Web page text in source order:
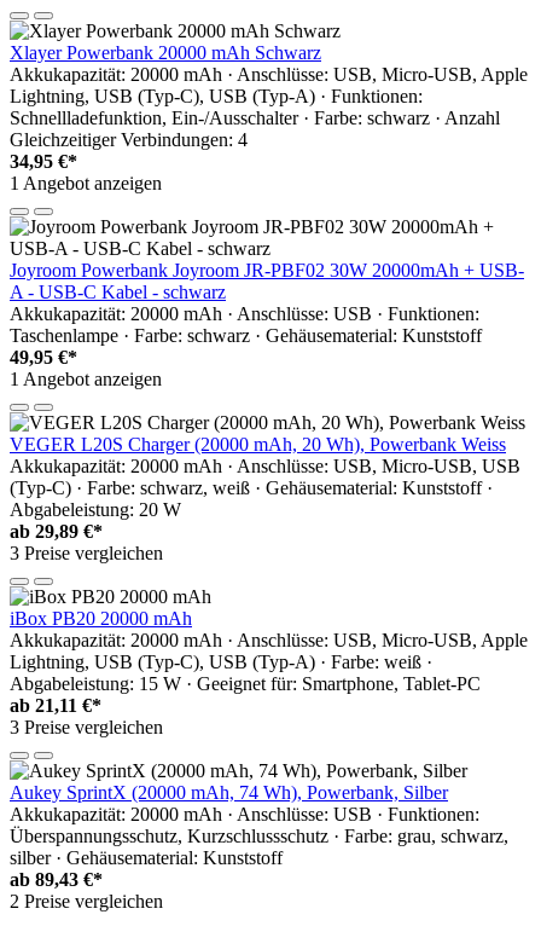
Xlayer Powerbank 20000 mAh Schwarz
Akkukapazität: 20000 mAh · Anschlüsse: USB, Micro-USB, Apple
Lightning, USB (Typ-C), USB (Typ-A) · Funktionen:
Schnellladefunktion, Ein-/Ausschalter · Farbe: schwarz · Anzahl
Gleichzeitiger Verbindungen: 4
34,95 €*
1 Angebot anzeigen
Joyroom Powerbank Joyroom JR-PBF02 30W 20000mAh + USB-
A - USB-C Kabel - schwarz
Akkukapazität: 20000 mAh · Anschlüsse: USB · Funktionen:
Taschenlampe · Farbe: schwarz · Gehäusematerial: Kunststoff
49,95 €*
1 Angebot anzeigen
VEGER L20S Charger (20000 mAh, 20 Wh), Powerbank Weiss
Akkukapazität: 20000 mAh · Anschlüsse: USB, Micro-USB, USB
(Typ-C) · Farbe: schwarz, weiß · Gehäusematerial: Kunststoff ·
Abgabeleistung: 20 W
ab 29,89 €*
3 Preise vergleichen
iBox PB20 20000 mAh
Akkukapazität: 20000 mAh · Anschlüsse: USB, Micro-USB, Apple
Lightning, USB (Typ-C), USB (Typ-A) · Farbe: weiß ·
Abgabeleistung: 15 W · Geeignet für: Smartphone, Tablet-PC
ab 21,11 €*
3 Preise vergleichen
Aukey SprintX (20000 mAh, 74 Wh), Powerbank, Silber
Akkukapazität: 20000 mAh · Anschlüsse: USB · Funktionen:
Überspannungsschutz, Kurzschlussschutz · Farbe: grau, schwarz,
silber · Gehäusematerial: Kunststoff
ab 89,43 €*
2 Preise vergleichen